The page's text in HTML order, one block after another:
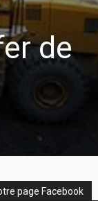
de
page Facebook